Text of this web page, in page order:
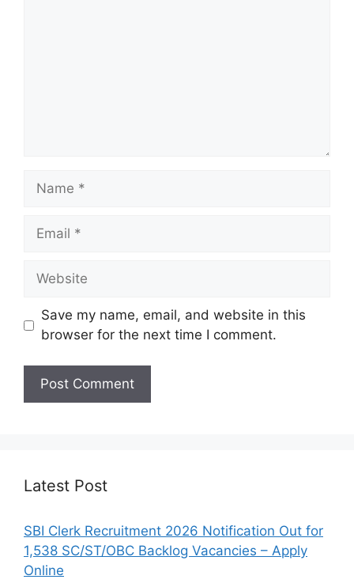
Name
Email
Website
Save my name, email, and website in this
browser for the next time I comment.
Latest Post
SBI Clerk Recruitment 2026 Notification Out for
1,538 SC/ST/OBC Backlog Vacancies – Apply
Online